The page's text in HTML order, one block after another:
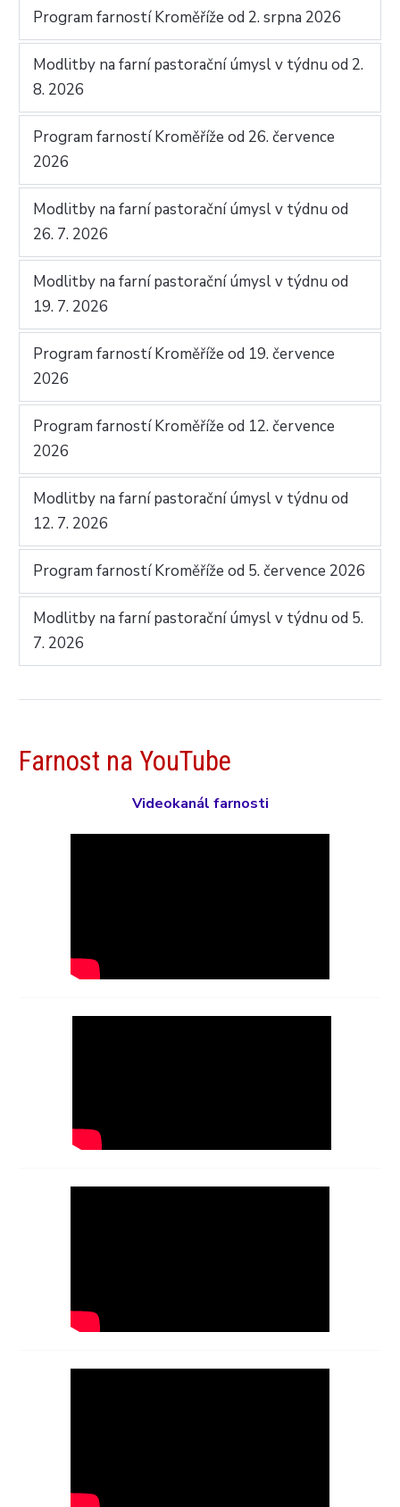
Program farností Kroměříže od 2. srpna 2026
Modlitby na farní pastorační úmysl v týdnu od 2.
8. 2026
Program farností Kroměříže od 26. července
2026
Modlitby na farní pastorační úmysl v týdnu od
26. 7. 2026
Modlitby na farní pastorační úmysl v týdnu od
19. 7. 2026
Program farností Kroměříže od 19. července
2026
Program farností Kroměříže od 12. července
2026
Modlitby na farní pastorační úmysl v týdnu od
12. 7. 2026
Program farností Kroměříže od 5. července 2026
Modlitby na farní pastorační úmysl v týdnu od 5.
7. 2026
Farnost na YouTube
Videokanál farnosti